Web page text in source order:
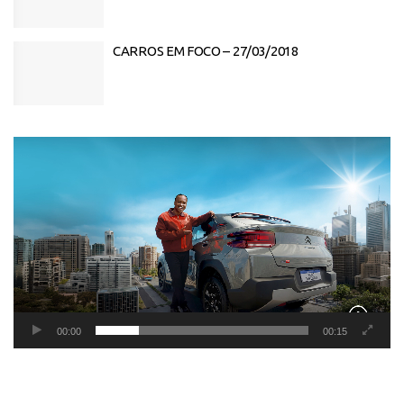
CARROS EM FOCO – 27/03/2018
00:00 00:15